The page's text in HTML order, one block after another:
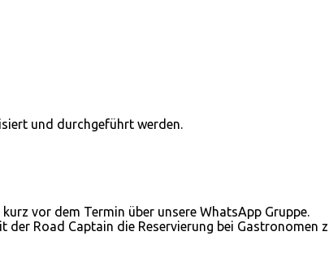
und durchgeführt werden.
vor dem Termin über unsere WhatsApp Gruppe.
Road Captain die Reservierung bei Gastronomen